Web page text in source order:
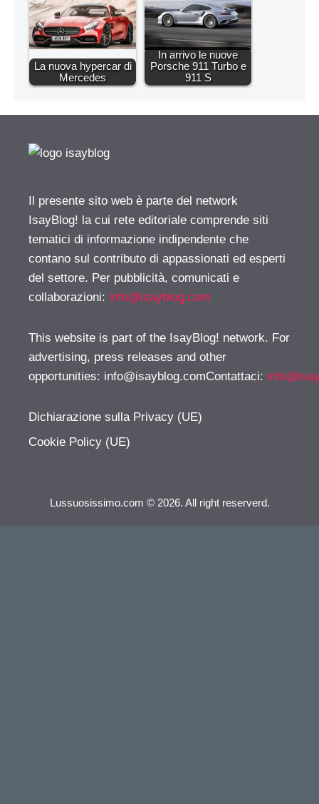
La nuova hypercar di
Mercedes
In arrivo le nuove
Porsche 911 Turbo e
911 S
Il presente sito web è parte del network
IsayBlog! la cui rete editoriale comprende siti
tematici di informazione indipendente che
contano sul contributo di appassionati ed esperti
del settore. Per pubblicità, comunicati e
collaborazioni: info@isayblog.com
This website is part of the IsayBlog! network. For
advertising, press releases and other
opportunities: info@isayblog.comContattaci:
Dichiarazione sulla Privacy (UE)
Cookie Policy (UE)
Lussuosissimo.com © 2026. All right reserverd.